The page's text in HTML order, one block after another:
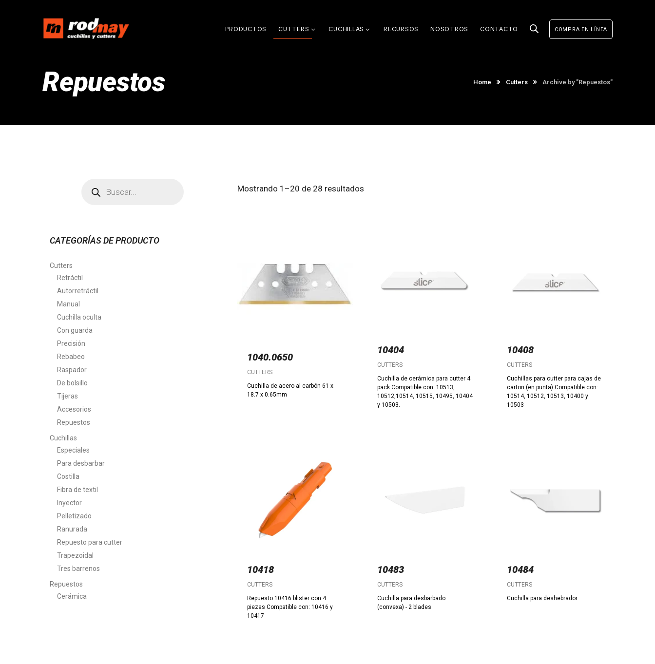
COMPRA EN LÍNEA
PRODUCTOS CUTTERS CUCHILLAS RECURSOS NOSOTROS CONTACTO
Repuestos Home Cutters Archive by "Repuestos"
Mostrando 1–20 de 28 resultados
1040.0650
CUTTERS
Cuchilla de acero al carbón 61 x
18.7 x 0.65mm
10404
CUTTERS
Cuchilla de cerámica para cutter 4
pack Compatible con: 10513,
10512,10514, 10515, 10495, 10404
y 10503.
10408
CUTTERS
Cuchillas para cutter para cajas de
carton (en punta) Compatible con:
10514, 10512, 10513, 10400 y
10503
10418
CUTTERS
Repuesto 10416 blister con 4
piezas Compatible con: 10416 y
10417
10483
CUTTERS
Cuchilla para desbarbado
(convexa) - 2 blades
10484
CUTTERS
Cuchilla para deshebrador
productos
CATEGORÍAS DE PRODUCTO
Cutters
Retráctil
Autorretráctil
Manual
Cuchilla oculta
Con guarda
Precisión
Rebabeo
Raspador
De bolsillo
Tijeras
Accesorios
Repuestos
Cuchillas
Especiales
Para desbarbar
Costilla
Fibra de textil
Inyector
Pelletizado
Ranurada
Repuesto para cutter
Trapezoidal
Tres barrenos
Repuestos
Cerámica